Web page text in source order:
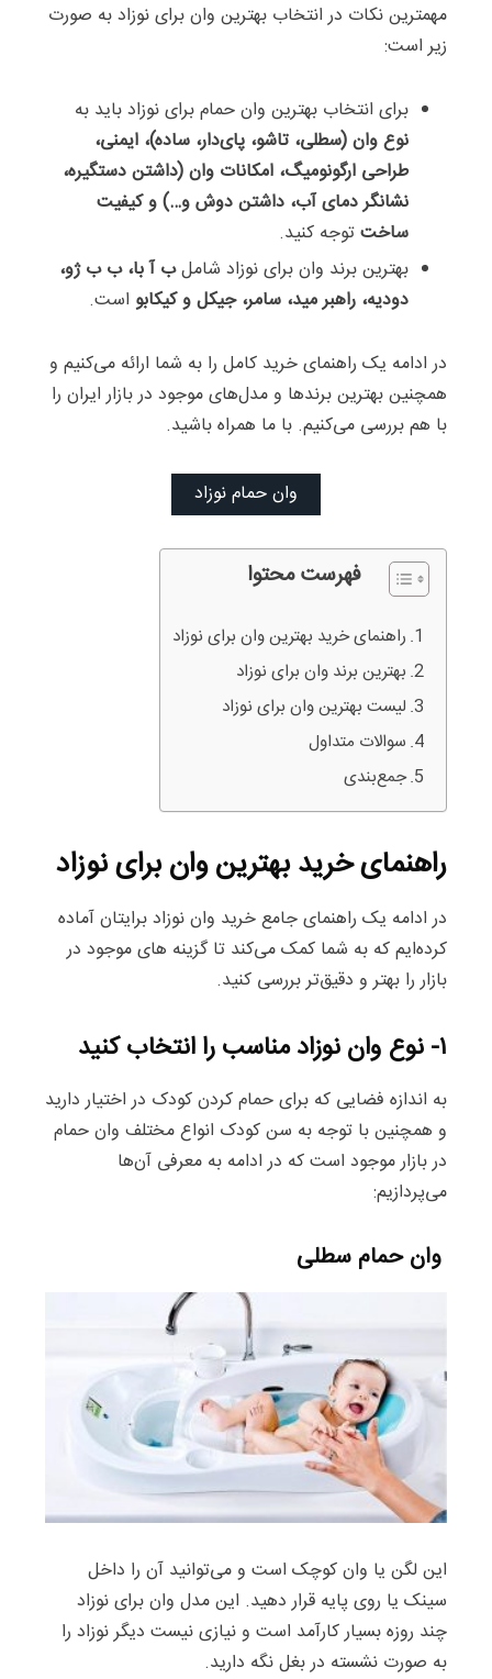
مهمترین نکات در انتخاب بهترین وان برای نوزاد به صورت
زیر است:
برای انتخاب بهترین وان حمام برای نوزاد باید به
نوع وان (سطلی، تاشو، پای‌دار، ساده)، ایمنی،
طراحی ارگونومیگ، امکانات وان (داشتن دستگیره،
نشانگر دمای آب، داشتن دوش و…) و کیفیت
ساختتوجه کنید.
بهترین برند وان برای نوزاد شاملب آ با، ب ب ژو،
دودیه، راهبر مید، سامر، جیکل و کیکابواست.
در ادامه یک راهنمای خرید کامل را به شما ارائه می‌کنیم و
همچنین بهترین برندها و مدل‌های موجود در بازار ایران را
با هم بررسی می‌کنیم. با ما همراه باشید.
وان حمام نوزاد
فهرست محتوا
راهنمای خرید بهترین وان برای نوزاد
بهترین برند وان برای نوزاد
لیست بهترین وان برای نوزاد
سوالات متداول
جمع‌بندی
راهنمای خرید بهترین وان برای نوزاد
در ادامه یک راهنمای جامع خرید وان نوزاد برایتان آماده
کرده‌ایم که به شما کمک می‌کند تا گزینه های موجود در
بازار را بهتر و دقیق‌تر بررسی کنید.
۱- نوع وان نوزاد مناسب را انتخاب کنید
به اندازه فضایی که برای حمام کردن کودک در اختیار دارید
و همچنین با توجه به سن کودک انواع مختلف وان حمام
در بازار موجود است که در ادامه به معرفی آن‌ها
می‌پردازیم:
وان حمام سطلی
این لگن یا وان کوچک است و می‌توانید آن را داخل
سینک یا روی پایه قرار دهید. این مدل وان برای نوزاد
چند روزه بسیار کارآمد است و نیازی نیست دیگر نوزاد را
به صورت نشسته در بغل نگه دارید.